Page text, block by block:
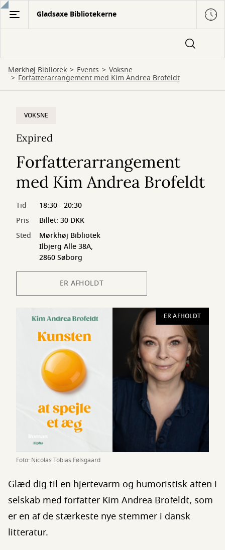
Gå
hovedindhold
Gladsaxe Bibliotekerne
Mørkhøj Bibliotek Events Voksne
Forfatterarrangement med Kim Andrea Brofeldt
ER AFHOLDT
Foto: Nicolas Tobias Følsgaard
VOKSNE
Expired
Forfatterarrangement
med Kim Andrea Brofeldt
Tid
18:30 - 20:30
Pris
Billet: 30 DKK
Sted
Mørkhøj Bibliotek
Ilbjerg Alle 38A,
2860 Søborg
ER AFHOLDT
Glæd dig til en hjertevarm og humoristisk aften i
selskab med forfatter Kim Andrea Brofeldt, som
er en af de stærkeste nye stemmer i dansk
litteratur.